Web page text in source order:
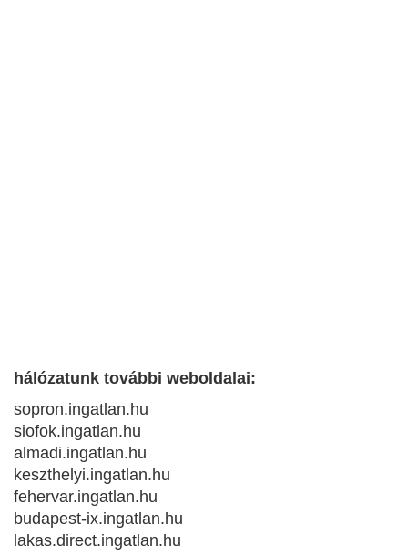
hálózatunk további weboldalai:
sopron.ingatlan.hu
siofok.ingatlan.hu
almadi.ingatlan.hu
keszthelyi.ingatlan.hu
fehervar.ingatlan.hu
budapest-ix.ingatlan.hu
lakas.direct.ingatlan.hu